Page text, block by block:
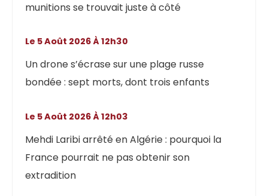
munitions se trouvait juste à côté
Un drone s’écrase sur une plage russe
bondée : sept morts, dont trois enfants
Le 5 Août 2026 À 12h30
Mehdi Laribi arrêté en Algérie : pourquoi la
France pourrait ne pas obtenir son
extradition
Le 5 Août 2026 À 12h03